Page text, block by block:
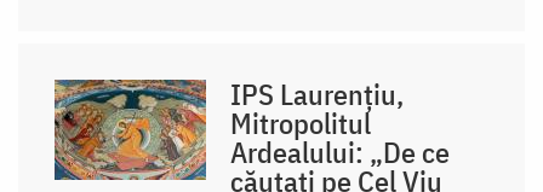
IPS Laurențiu,
Mitropolitul
Ardealului: „De ce
căutați pe Cel Viu